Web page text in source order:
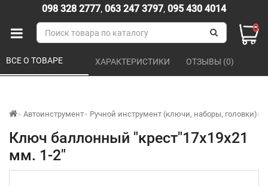
098 328 2777, 063 247 3797, 095 430 4014
0
Автоинструмент Ручной инструмент (ключи, наборы, головки)
Ключ баллонный "крест"17х19х21
мм. 1-2"
ВСЕ О ТОВАРЕ ХАРАКТЕРИСТИКИ ОТЗЫВЫ (0)